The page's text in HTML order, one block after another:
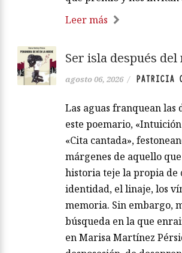
Leer más
Ser isla después
agosto 06, 2026 / PATRICIA
Las aguas franquean las
este poemario,
«Cita cantada»,
márgenes de aquello
historia teje la propia de
identidad, el linaje, los
memoria. Sin embargo,
búsqueda en la que
en Marisa Martínez